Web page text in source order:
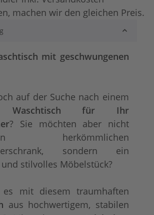
/ antik look Konfigurator
machen wir den gleichen Preis.
mit geschwungenen
auf der Suche nach einem
Waschtisch für Ihr
? Sie möchten aber nicht
herkömmlichen
sondern ein
stilvolles Möbelstück?
mit diesem traumhaften
aus hochwertigem, stabilen